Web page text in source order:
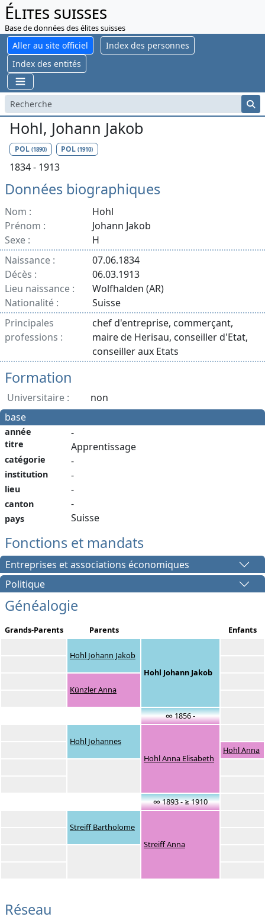
Élites suisses
Base de données des élites suisses
Aller au site officiel
Index des personnes
Index des entités
Hohl, Johann Jakob
POL (1890) POL(1910)
1834 - 1913
Données biographiques
Nom :
Hohl
Prénom :
Johann Jakob
Sexe :
H
Naissance :
07.06.1834
Décès :
06.03.1913
Lieu naissance :
Wolfhalden (AR)
Nationalité :
Suisse
Principales
professions :
chef d'entreprise, commerçant,
maire de Herisau, conseiller d'Etat,
conseiller aux Etats
Formation
Universitaire :
non
base
année
titre
catégorie
institution
lieu
canton
pays
-
Apprentissage
-
-
-
-
Suisse
Fonctions et mandats
Entreprises et associations économiques
Politique
Généalogie
Grands-Parents Parents Enfants
Hohl Johann Jakob
Hohl Johann Jakob
Künzler Anna
∞ 1856 -
Hohl Johannes
Hohl Anna Elisabeth
Hohl Anna
∞ 1893 - ≥ 1910
Streiff Bartholome
Streiff Anna
Réseau